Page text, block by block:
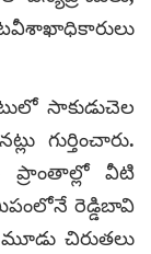
సాకుడుచెల
గుర్తించారు.
ప్రాంతాల్లో వీటి
రెడ్డిబావి
చిరుతలు